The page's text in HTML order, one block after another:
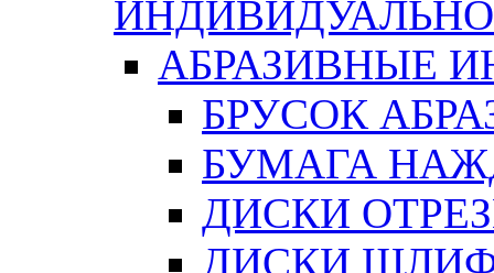
АБРАЗИВНЫЕ
БРУСОК
БУМАГА
ДИСКИ
ДИСКИ